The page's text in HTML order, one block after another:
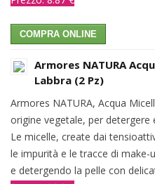
COMPRA ONLINE
Armores NATURA
Labbra (2 Pz)
Armores NATURA, Acqua
origine vegetale, per detergere
Le micelle, create dai
le impurità e le tracce di
e detergendo la pelle con